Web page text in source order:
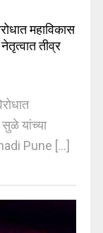
महाविकास
तीव्र
यांच्या
Pune [...]